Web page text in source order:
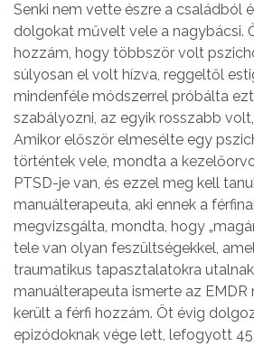
Senki nem vette észre a családból
dolgokat művelt vele a nagybácsi.
hozzám, hogy többször volt
súlyosan el volt hízva, reggeltől
mindenféle módszerrel próbálta
szabályozni, az egyik rosszabb
Amikor először elmesélte egy
történtek vele, mondta a
PTSD-je van, és ezzel meg kell
manuálterapeuta, aki ennek a
megvizsgálta, mondta, hogy
tele van olyan feszültségekkel,
traumatikus tapasztalatokra
manuálterapeuta ismerte az EMDR
került a férfi hozzám. Öt évig
epizódoknak vége lett, lefogyott